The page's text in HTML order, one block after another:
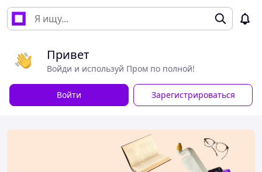
Привет
Войди и используй Пром по полной!
Войти Зарегистрироваться